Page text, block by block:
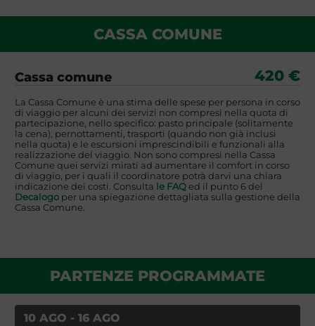
CASSA COMUNE
Cassa comune 420 €
La Cassa Comune è una stima delle spese per persona in corso
di viaggio per alcuni dei servizi non compresi nella quota di
partecipazione, nello specifico: pasto principale (solitamente
la cena), pernottamenti, trasporti (quando non già inclusi
nella quota) e le escursioni imprescindibili e funzionali alla
realizzazione del viaggio. Non sono compresi nella Cassa
Comune quei servizi mirati ad aumentare il comfort in corso
di viaggio, per i quali il coordinatore potrà darvi una chiara
indicazione dei costi. Consulta le FAQed il punto 6 del
Decalogoper una spiegazione dettagliata sulla gestione della
Cassa Comune.
PARTENZE PROGRAMMATE
10 AGO - 16 AGO